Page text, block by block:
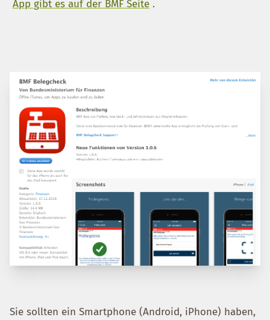
App gibt es auf der BMF Seite .
Sie sollten ein Smartphone (Android, iPhone) haben,